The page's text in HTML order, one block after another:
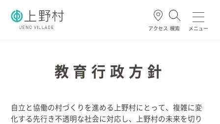
アクセス 検索 メニュー
ごみ・資源 住民票・戸籍 妊娠・出産 高齢・介護
教育行政方針
自立と協働の村づくりを進める上野村にとって、複雑に変
化する先行き不透明な社会に対応し、上野村の未来を切り